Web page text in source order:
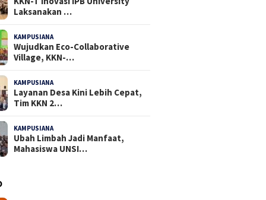
Laksanakan …
KAMPUSIANA
Wujudkan Eco-Collaborative
Village, KKN-…
KAMPUSIANA
Layanan Desa Kini Lebih Cepat,
Tim KKN 2…
KAMPUSIANA
Ubah Limbah Jadi Manfaat,
Mahasiswa UNSI…